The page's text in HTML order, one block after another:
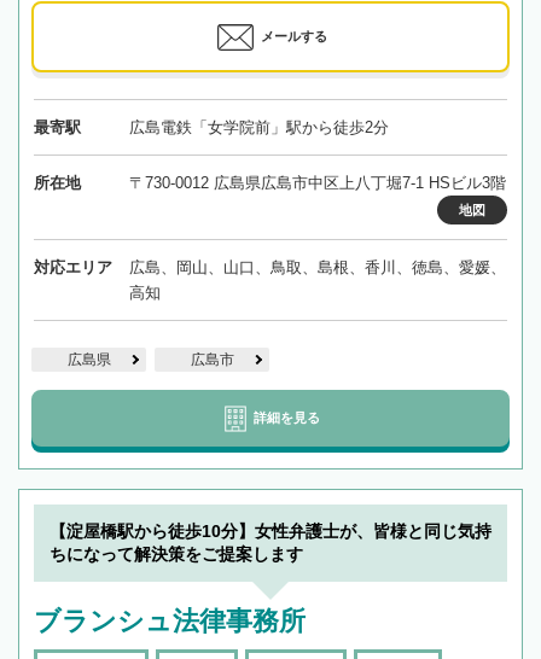
メールする
最寄駅 広島電鉄「女学院前」駅から徒歩2分
所在地 〒730-0012 広島県広島市中区上八丁堀7-1 HSビル3階
地図
対応エリア
広島、岡山、山口、鳥取、島根、香川、徳島、愛媛、
高知
広島県 広島市
詳細を見る
【淀屋橋駅から徒歩10分】女性弁護士が、皆様と同じ気持
ちになって解決策をご提案します
ブランシュ法律事務所